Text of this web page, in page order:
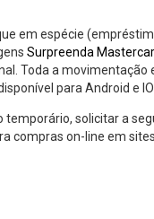
em espécie
Surpreenda
Toda a movimentação
para Android e
solicitar a
compras on-line em